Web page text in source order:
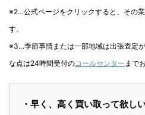
※2…公式ページをクリックすると、その
す。
※3…季節事情または一部地域は出張査定
な点は24時間受付のコールセンター まで
・早く、高く買い取って欲し